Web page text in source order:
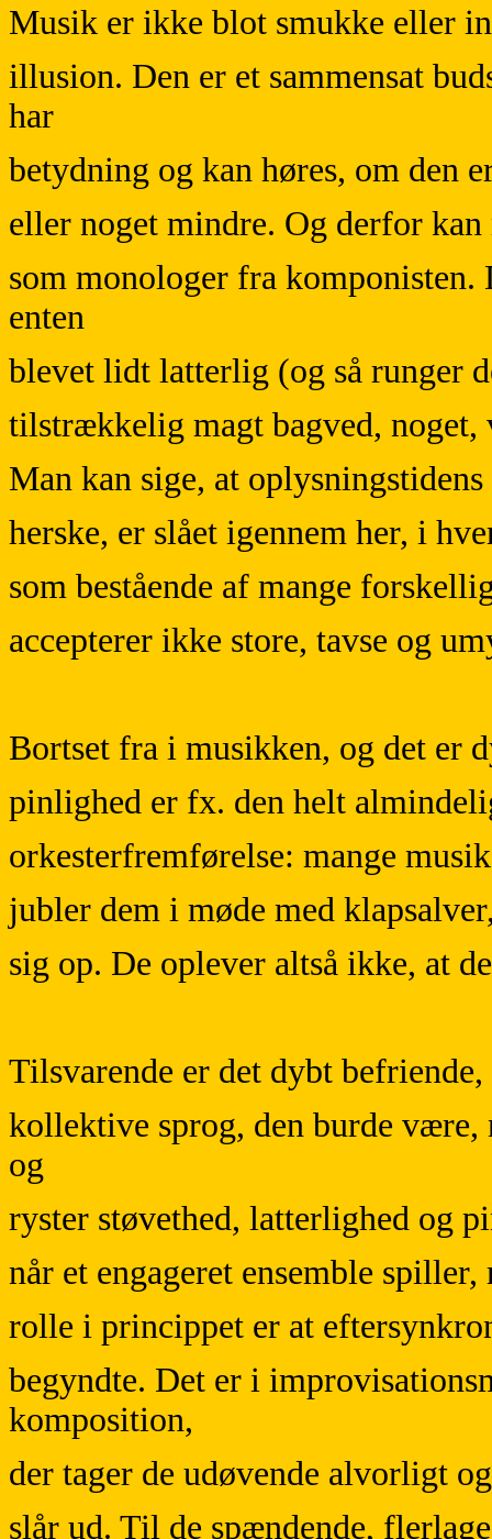
Musik er ikke blot smukke eller
illusion. Den er et sammensat
har
betydning og kan høres, om den
eller noget mindre. Og derfor
som monologer fra
enten
blevet lidt latterlig (og så runger
tilstrækkelig magt bagved,
Man kan sige, at
herske, er slået igennem her, i
som bestående af mange
accepterer ikke store, tavse og
Bortset fra i musikken, og det er
pinlighed er fx. den helt
orkesterfremførelse: mange
jubler dem i møde med
sig op. De oplever altså ikke, at
Tilsvarende er det dybt
kollektive sprog, den burde være,
og
ryster støvethed, latterlighed og
når et engageret ensemble
rolle i princippet er at
begyndte. Det er i
komposition,
der tager de udøvende alvorligt
slår ud. Til de spændende,